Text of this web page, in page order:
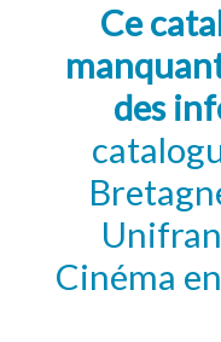
Ce
des
Cinéma